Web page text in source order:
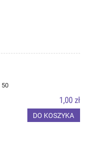
50
1,00 zł
DO KOSZYKA